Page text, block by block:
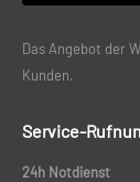
Das Angebot der
Kunden.
Service-
24h Notdienst